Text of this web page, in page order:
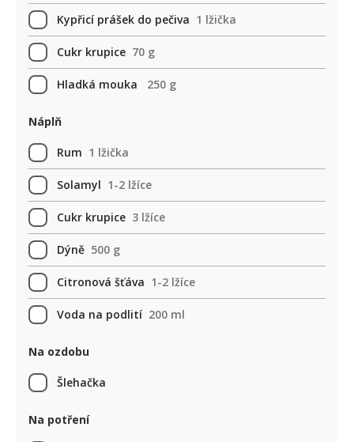
Kypřicí prášek do pečiva 1 lžička
Cukr krupice 70 g
Hladká mouka 250 g
Náplň
Rum 1 lžička
Solamyl 1-2 lžíce
Cukr krupice 3 lžíce
Dýně 500 g
Citronová šťáva 1-2 lžíce
Voda na podlití 200 ml
Na ozdobu
Šlehačka
Na potření